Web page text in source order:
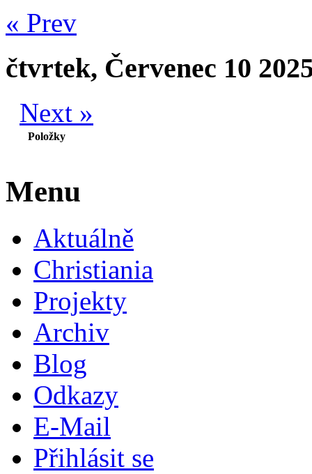
« Prev
čtvrtek, Červenec 10
Next »
Položky
Menu
Aktuálně
Christiania
Projekty
Archiv
Blog
Odkazy
E-Mail
Přihlásit se